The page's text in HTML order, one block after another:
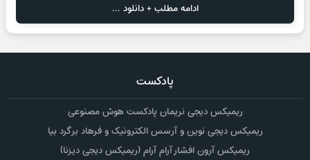
ادامه مطلب + دانلود ...
پادکست
ریمیکس دیجی نریمان پادکست هوش مصنوعی
ریمیکس دیجی نوین و آرسس الکترونیک و فرهاد برگرد بیا
ریمیکس آرون افشار آرام آرام (ریمیکس دیجی دیزنا)